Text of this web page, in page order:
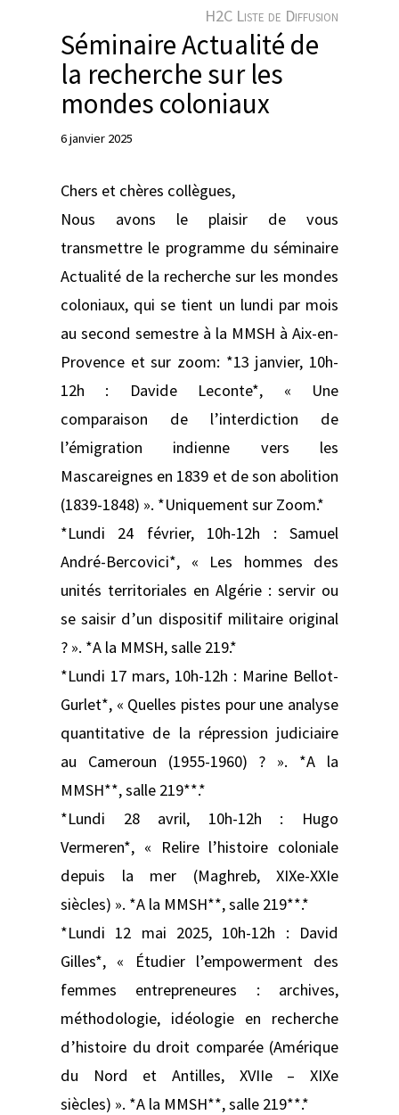
r
H2C Liste de Diffusion
Séminaire Actualité de
la recherche sur les
mondes coloniaux
6 janvier 2025
Chers et chères collègues,
Nous avons le plaisir de vous
transmettre le programme du séminaire
Actualité de la recherche sur les mondes
coloniaux, qui se tient un lundi par mois
au second semestre à la MMSH à Aix-en-
Provence et sur zoom: *13 janvier, 10h-
12h : Davide Leconte*, « Une
comparaison de l’interdiction de
l’émigration indienne vers les
Mascareignes en 1839 et de son abolition
(1839-1848) ». *Uniquement sur Zoom.*
*Lundi 24 février, 10h-12h : Samuel
André-Bercovici*, « Les hommes des
unités territoriales en Algérie : servir ou
se saisir d’un dispositif militaire original
? ». *A la MMSH, salle 219.*
*Lundi 17 mars, 10h-12h : Marine Bellot-
Gurlet*, « Quelles pistes pour une analyse
quantitative de la répression judiciaire
au Cameroun (1955-1960) ? ». *A la
MMSH**, salle 219**.*
*Lundi 28 avril, 10h-12h : Hugo
Vermeren*, « Relire l’histoire coloniale
depuis la mer (Maghreb, XIXe-XXIe
siècles) ». *A la MMSH**, salle 219**.*
*Lundi 12 mai 2025, 10h-12h : David
Gilles*, « Étudier l’empowerment des
femmes entrepreneures : archives,
méthodologie, idéologie en recherche
d’histoire du droit comparée (Amérique
du Nord et Antilles, XVIIe – XIXe
siècles) ». *A la MMSH**, salle 219**.*